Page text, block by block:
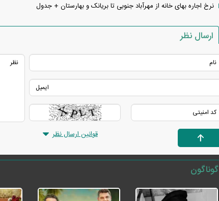
نرخ اجاره بهای خانه از مهرآباد جنوبی تا بریانک و بهارستان + جدول
ارسال نظر
قوانین ارسال نظر
گوناگون